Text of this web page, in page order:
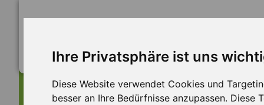
Ihre Privatsphäre ist uns
Diese Website verwendet Cookies und
besser an Ihre Bedürfnisse anzupassen. Diese